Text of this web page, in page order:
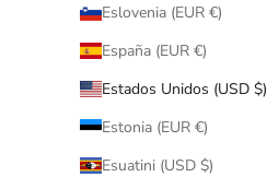
Eslovenia (EUR €)
España (EUR €)
Estados Unidos (USD $)
Estonia (EUR €)
Esuatini (USD $)